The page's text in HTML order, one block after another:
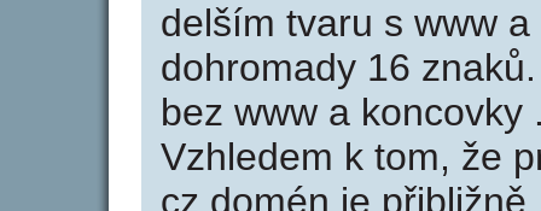
delším tvaru s www
dohromady 16
bez www a
Vzhledem k tom, že
cz domén je